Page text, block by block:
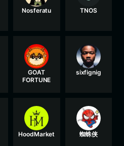
Nosferatu TNOS
GOAT
FORTUNE
sixfignig
HoodMarket 蜘蛛侠